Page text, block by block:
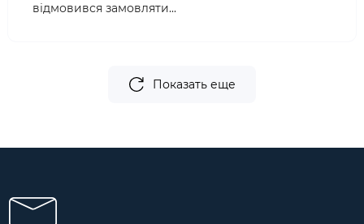
відмовився замовляти...
Показать еще